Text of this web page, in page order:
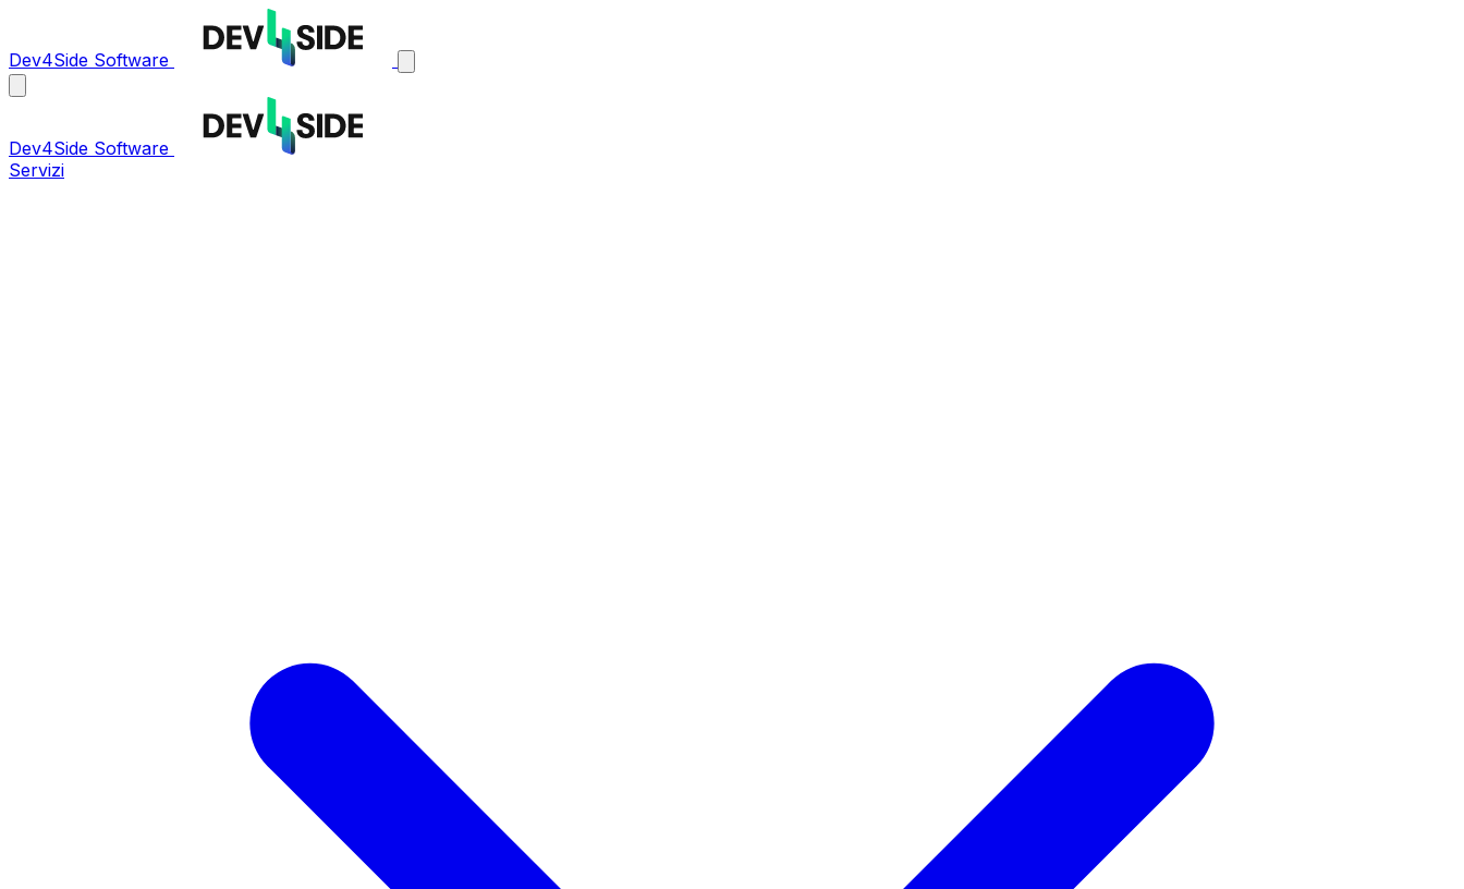
Dev4Side Software
Dev4Side Software
Servizi